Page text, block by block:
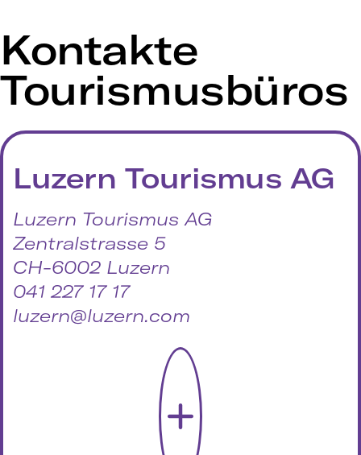
Kontakte
Tourismusbüros
Luzern Tourismus AG
Luzern Tourismus AG
Zentralstrasse 5
CH-6002 Luzern
041 227 17 17
luzern@luzern.com